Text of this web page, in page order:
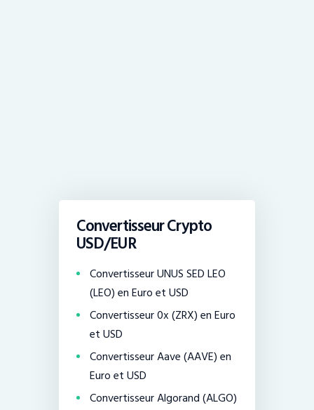
Convertisseur Crypto
USD/EUR
Convertisseur UNUS SED LEO
(LEO) en Euro et USD
Convertisseur 0x (ZRX) en Euro
et USD
Convertisseur Aave (AAVE) en
Euro et USD
Convertisseur Algorand (ALGO)